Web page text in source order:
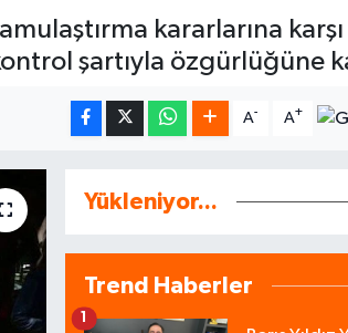
kararlarına karşı
şartıyla özgürlüğüne
A- A+
Yükleniyor...
Trend Haberler
1